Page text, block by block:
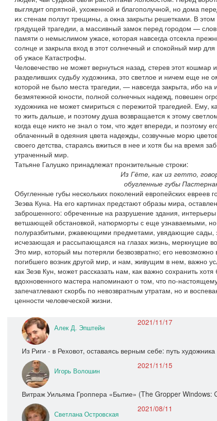
выглядит опрятной, ухоженной и благополучной, но дома
их стенам ползут трещины, а окна закрыты решетками. В
грядущей трагедии, а массивный замок перед городом —
памяти о немыслимом ужасе, которая навсегда отсекла
солнце и закрыла вход в этот солнечный и спокойный мир
об ужасе Катастрофы.
Человечество не может вернуться назад, стерев этот
разделивших судьбу художника, это светлое и ничем еще не
которой не было места трагедии, — навсегда закрыта, ибо на
безмятежной юности, полной солнечных надежд, повешен
художника не может смириться с пережитой трагедией. Ему,
то жить дальше, и поэтому душа возвращается к этому
когда еще никто не знал о том, что ждет впереди, и поэтому
облаченный в одеяния цвета надежды, созвучные морю
своего детства, стараясь вжиться в нее и хотя бы на время
утраченный мир.
Татьяне Галушко принадлежат пронзительные строки:
Из Гёте, как из гетто,
обугленные губы
Обугленные губы нескольких поколений европейских евреев
Зеэва Куна. На его картинах предстают образы мира,
заброшенного: обреченные на разрушение здания,
ветшающей обстановкой, натюрморты с еще узнаваемыми,
полуразбитыми, ржавеющими предметами, увядающие сады,
исчезающая и рассыпающаяся на глазах жизнь, меркнущие
Это мир, который мы потеряли безвозвратно; его невозможно
погибшего возник другой мир, и нам, живущим в нем, важно
как Зеэв Кун, может рассказать нам, как важно сохранить
вдохновенного мастера напоминают о том, что по-
запечатлевают скорбь по невозвратным утратам, но и
ценности человеческой жизни.
Алек Д. Эпштейн
2021/11/17
Из Риги - в Реховот, оставаясь верным себе: путь
Игорь Волошин
2021/11/15
Витраж Уильяма Гроппера «Бытие» (The Gropper Windows:
Светлана Островская
2021/08/11